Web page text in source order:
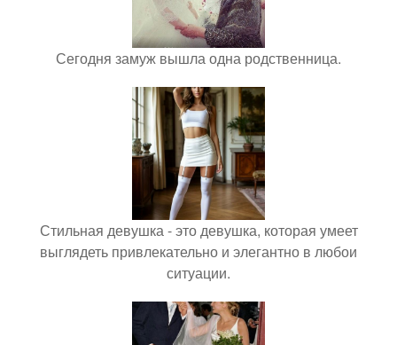
Сегодня замуж вышла одна родственница.
Стильная девушка - это девушка, которая умеет
выглядеть привлекательно и элегантно в любои
ситуации.